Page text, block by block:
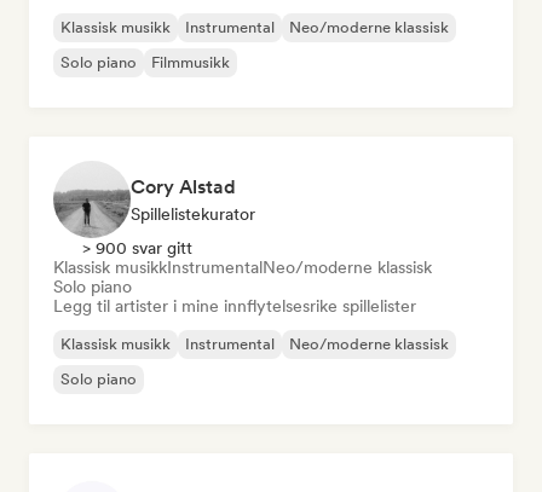
Klassisk musikk Instrumental
Neo/moderne klassisk
Solo piano
Filmmusikk
Cory Alstad
Spillelistekurator
> 900 svar gitt
Klassisk musikkInstrumentalNeo/moderne klassisk
Solo piano
Legg til artister i mine innflytelsesrike spillelister
Klassisk musikk Instrumental
Neo/moderne klassisk
Solo piano